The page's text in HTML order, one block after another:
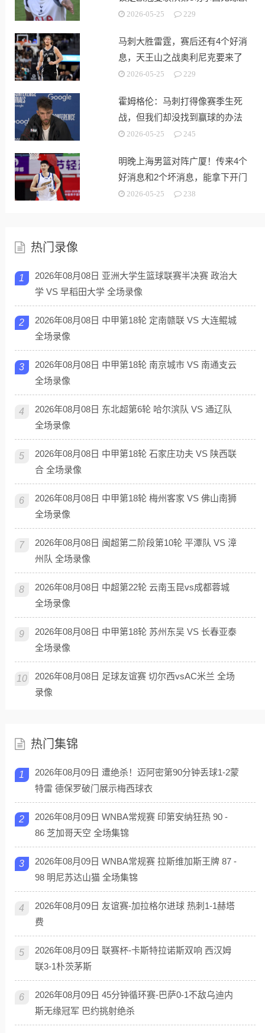
战2026-05-25 229
马刺大胜雷霆，赛后还有4个好消
息，天王山之战奥利尼克要来了
2026-05-25 229
霍姆格伦：马刺打得像赛季生死
战，但我们却没找到赢球的办法
2026-05-25 245
明晚上海男篮对阵广厦！传来4个
好消息和2个坏消息，能拿下开门
红2026-05-25 238
热门录像
1
2026年08月08日 亚洲大学生篮球联赛半决赛 政治大
学 VS 早稻田大学 全场录像
2
2026年08月08日 中甲第18轮 定南赣联 VS 大连鲲城
全场录像
3
2026年08月08日 中甲第18轮 南京城市 VS 南通支云
全场录像
4
2026年08月08日 东北超第6轮 哈尔滨队 VS 通辽队
全场录像
5
2026年08月08日 中甲第18轮 石家庄功夫 VS 陕西联
合 全场录像
6
2026年08月08日 中甲第18轮 梅州客家 VS 佛山南狮
全场录像
7
2026年08月08日 闽超第二阶段第10轮 平潭队 VS 漳
州队 全场录像
8
2026年08月08日 中超第22轮 云南玉昆vs成都蓉城
全场录像
9
2026年08月08日 中甲第18轮 苏州东吴 VS 长春亚泰
全场录像
10
2026年08月08日 足球友谊赛 切尔西vsAC米兰 全场
录像
热门集锦
1
2026年08月09日 遭绝杀！迈阿密第90分钟丢球1-2蒙
特雷 德保罗破门展示梅西球衣
2
2026年08月09日 WNBA常规赛 印第安纳狂热 90 -
86 芝加哥天空 全场集锦
3
2026年08月09日 WNBA常规赛 拉斯维加斯王牌 87 -
98 明尼苏达山猫 全场集锦
4
2026年08月09日 友谊赛-加拉格尔进球 热刺1-1赫塔
费
5
2026年08月09日 联赛杯-卡斯特拉诺斯双响 西汉姆
联3-1朴茨茅斯
6
2026年08月09日 45分钟循环赛-巴萨0-1不敌乌迪内
斯无缘冠军 巴约挑射绝杀